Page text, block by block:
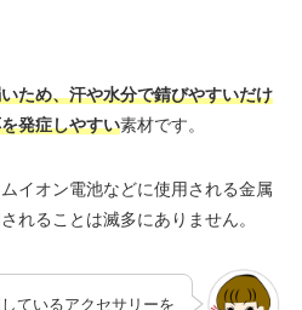
ため、汗や水分で錆びやすいだけ
発症しやすい素材です。
イオン電池などに使用される金属
れることは滅多にありません。
ているアクセサリーを